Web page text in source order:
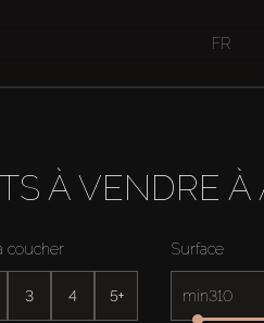
FR
À VENDRE
coucher
3 4 5+
Surface
min